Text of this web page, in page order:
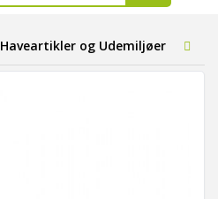
Haveartikler og Udemiljøer